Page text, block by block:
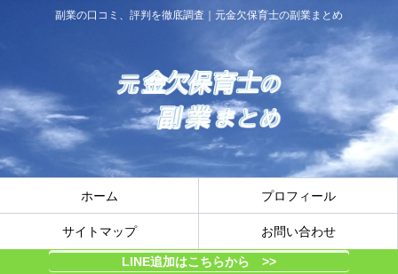
副業の口コミ、評判を徹底調査｜元金欠保育士の副業まとめ
ホーム プロフィール
サイトマップ お問い合わせ
LINE追加はこちらから >>